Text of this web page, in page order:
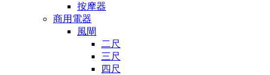
按摩器
商用電器
風閘
二尺
三尺
四尺